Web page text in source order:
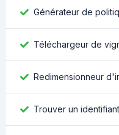
Générateur de
Téléchargeur de
Redimensionneur
Trouver un